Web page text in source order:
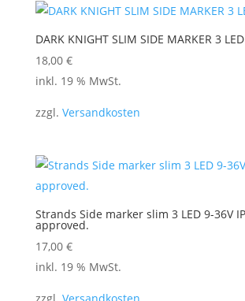
DARK KNIGHT SLIM SIDE MARKER 3 LED
18,00 €
inkl. 19 % MwSt.
zzgl. Versandkosten
Strands Side marker slim 3 LED 9-36V
approved.
17,00 €
inkl. 19 % MwSt.